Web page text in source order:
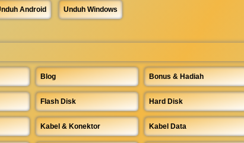
Android Unduh Windows
Blog Bonus & Hadiah
Flash Disk Hard Disk
Kabel & Konektor Kabel Data